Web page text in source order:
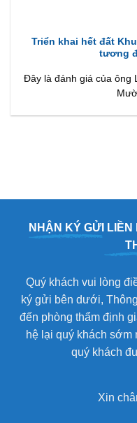
Triển khai hết đất
tương
Đây là đánh giá của ông
NHẬN KÝ GỬI LIỀN
Quý khách vui lòng
ký gửi bên dưới,
đến phòng thẩm định
hệ lại quý khách sớm
quý khách
Xin